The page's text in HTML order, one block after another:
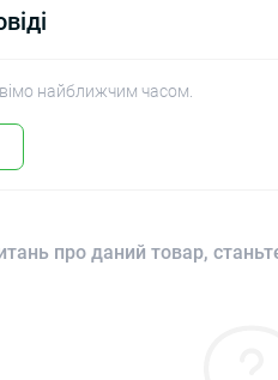
найближчим часом.
про даний товар,